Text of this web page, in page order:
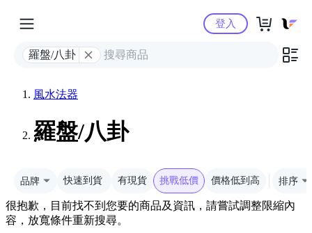
Yahoo購物中心
羅盤/八卦
登入
風水法器
羅盤/八卦
品牌 快速到貨 有現貨 挑戰低價 價格低到高 排序
很抱歉，目前找不到您要的商品及資訊，請嘗試調整限縮內
容，放寬條件重新搜尋。